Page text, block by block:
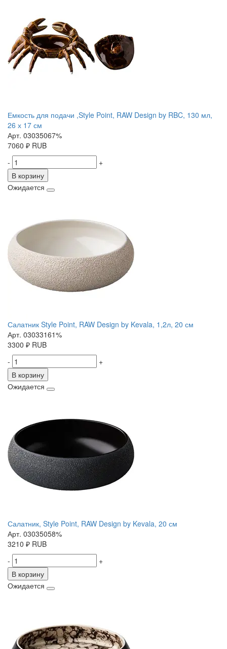
Емкость для подачи ,Style Point, RAW Design by RBC, 130 мл,
26 х 17 см
Арт. 03035067%
7060 ₽ RUB
-
+
В корзину
Ожидается
Салатник Style Point, RAW Design by Kevala, 1,2л, 20 см
Арт. 03033161%
3300 ₽ RUB
-
+
В корзину
Ожидается
Салатник, Style Point, RAW Design by Kevala, 20 см
Арт. 03035058%
3210 ₽ RUB
-
+
В корзину
Ожидается